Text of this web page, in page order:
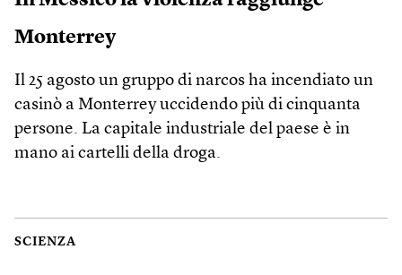
Monterrey
Il 25 agosto un gruppo di narcos ha incendiato un
casinò a Monterrey uccidendo più di cinquanta
persone. La capitale industriale del paese è in
mano ai cartelli della droga.
SCIENZA